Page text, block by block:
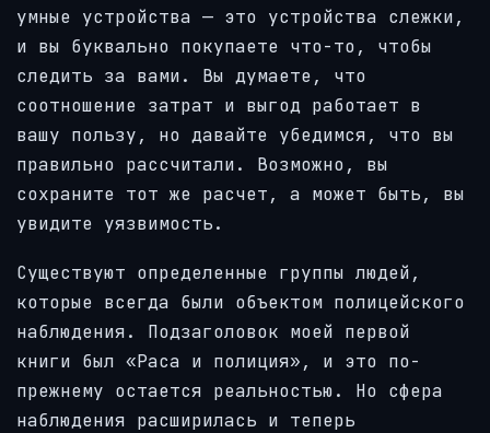
умные устройства — это устройства слежки,
и вы буквально покупаете что-то, чтобы
следить за вами. Вы думаете, что
соотношение затрат и выгод работает в
вашу пользу, но давайте убедимся, что вы
правильно рассчитали. Возможно, вы
сохраните тот же расчет, а может быть, вы
увидите уязвимость.
Существуют определенные группы людей,
которые всегда были объектом полицейского
наблюдения. Подзаголовок моей первой
книги был «Раса и полиция», и это по-
прежнему остается реальностью. Но сфера
наблюдения расширилась и теперь